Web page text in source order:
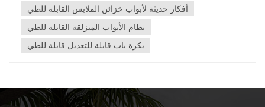
أفكار حديثة لأبواب خزائن الملابس القابلة للطي
نظام الأبواب المنزلقة القابلة للطي
بكرة باب قابلة للتعديل قابلة للطي